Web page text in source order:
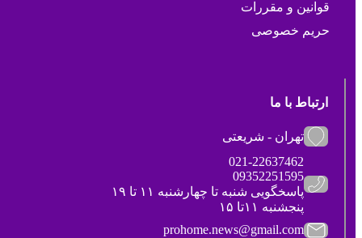
قوانین و مقررات
حریم خصوصی
ارتباط با ما
تهران - شریعتی
021-22637462
09352251595
پاسخگویی شنبه تا چهارشنبه ۱۱ تا ۱۹
پنجشنبه ۱۱تا ۱۵
prohome.news@gmail.com